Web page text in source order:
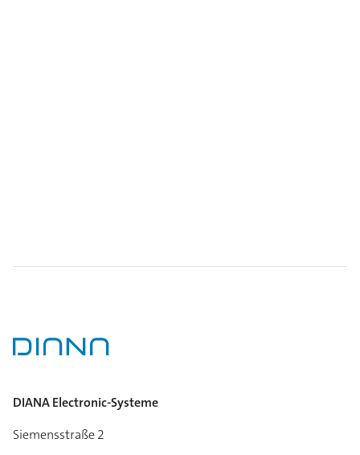
DIANA Electronic-Systeme
Siemensstraße 2